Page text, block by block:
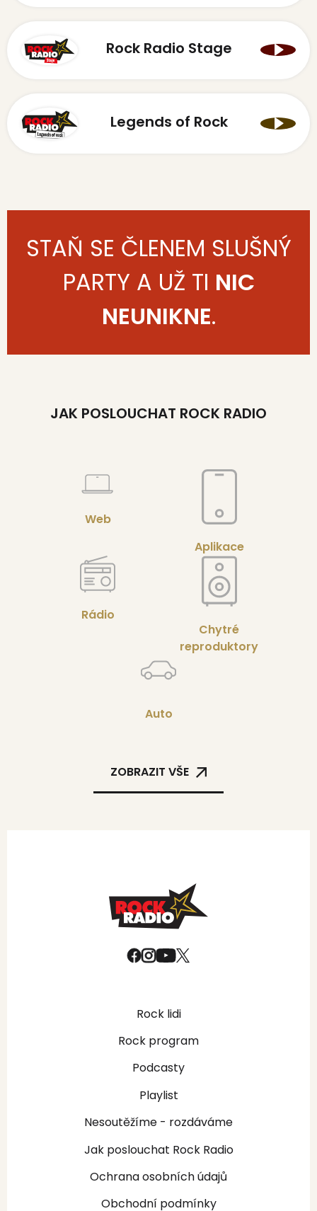
Rock Radio Stage
Legends of Rock
STAŇ SE ČLENEM SLUŠNÝ
PARTY A UŽ TI NIC
NEUNIKNE.
JAK POSLOUCHAT ROCK RADIO
Web
Aplikace
Rádio
Chytré
reproduktory
Auto
ZOBRAZIT VŠE
Rock lidi
Rock program
Podcasty
Playlist
Nesoutěžíme - rozdáváme
Jak poslouchat Rock Radio
Ochrana osobních údajů
Obchodní podmínky